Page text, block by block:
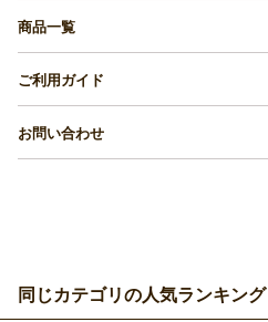
商品一覧
ご利用ガイド
お問い合わせ
同じカテゴリの人気ランキング